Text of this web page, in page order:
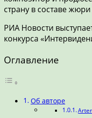
страну в составе жюри
РИА Новости
конкурса
Оглавление
Об авторе